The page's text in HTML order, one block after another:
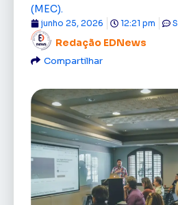
(MEC).
Redação EDNews
junho 25, 2026 12:21 pm
Compartilhar